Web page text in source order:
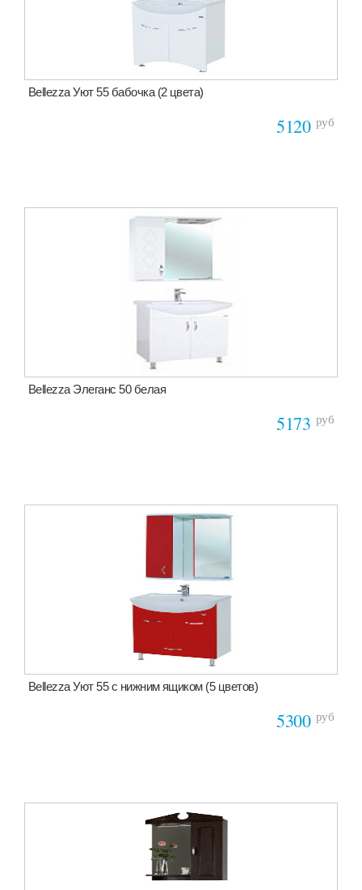
Bellezza Уют 55 бабочка (2 цвета)
5120 руб
Bellezza Элеганс 50 белая
5173 руб
Bellezza Уют 55 с нижним ящиком (5 цветов)
5300 руб